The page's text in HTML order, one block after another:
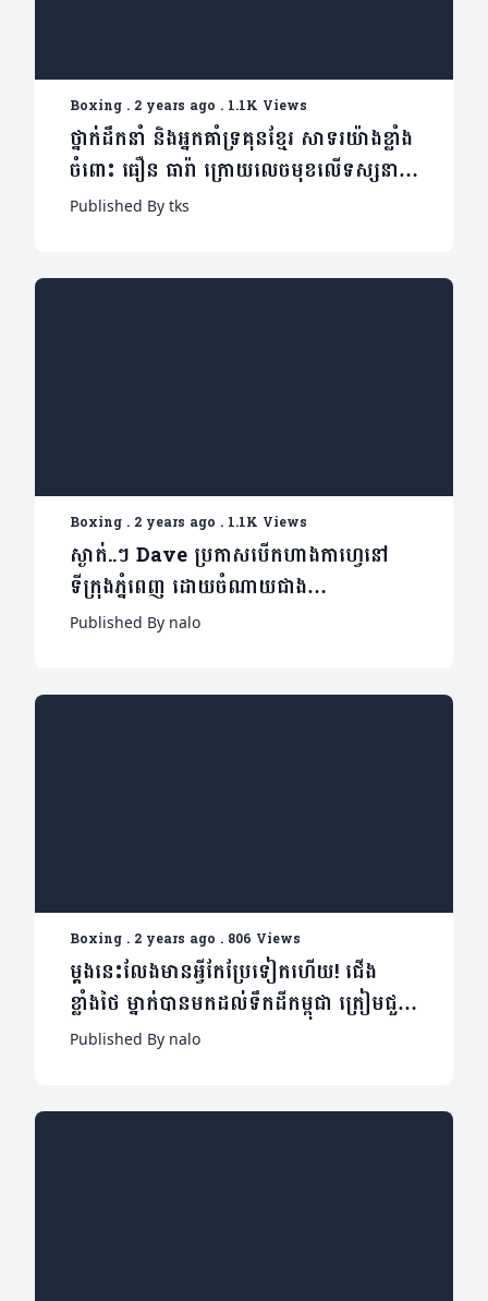
Boxing . 2 years ago . 1.1K Views
ថ្នាក់ដឹកនាំ និងអ្នកគាំទ្រគុនខ្មែរ សាទរយ៉ាងខ្លាំង
ចំពោះ ធឿន ធារ៉ា ក្រោយលេចមុខលើទស្សនាវដ្ដី
ដ៏ល្បីរបស់អាមេរិក
Published By tks
Boxing . 2 years ago . 1.1K Views
ស្ងាត់..ៗ​ Dave ប្រកាសបើកហាងកាហ្វេនៅ
ទីក្រុងភ្នំពេញ ដោយចំណាយជាង
៣០០លានរៀល
Published By nalo
Boxing . 2 years ago . 806 Views
ម្តងនេះលែងមានអ្វីកែប្រែទៀតហើយ! ជើង
ខ្លាំងថៃ ម្នាក់បានមកដល់ទឹកដីកម្ពុជា ត្រៀមជួប
លន បញ្ញា ចុងសប្តាហ៍នេះ
Published By nalo